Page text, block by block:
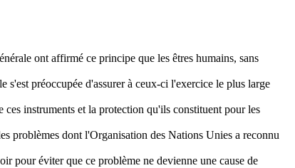
ont affirmé ce principe que les êtres humains, sans
préoccupée d'assurer à ceux-ci l'exercice le plus large
instruments et la protection qu'ils constituent pour les
problèmes dont l'Organisation des Nations Unies a reconnu
pour éviter que ce problème ne devienne une cause de